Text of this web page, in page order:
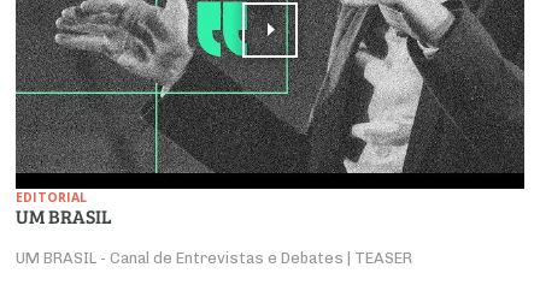
EDITORIAL
UM BRASIL
UM BRASIL - Canal de Entrevistas e Debates | TEASER